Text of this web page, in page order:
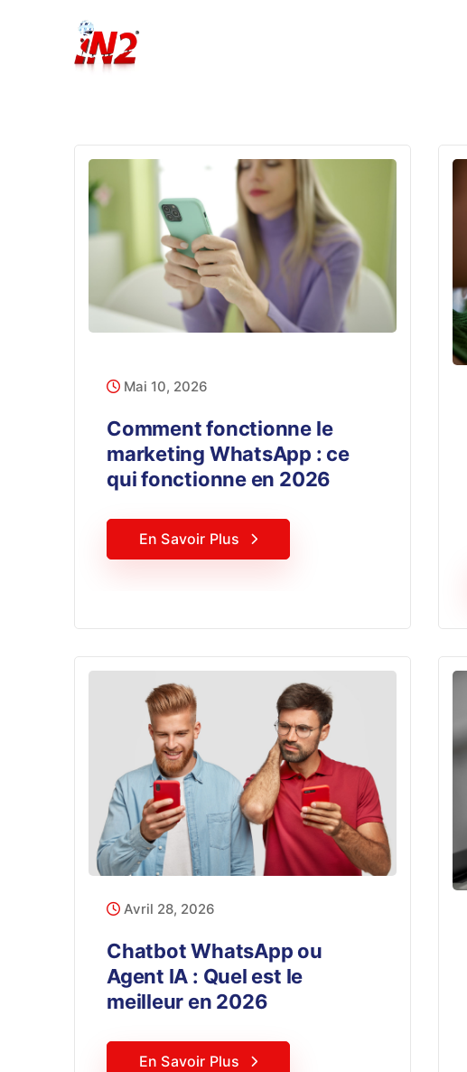
Mai 10, 2026
Comment fonctionne le
marketing WhatsApp : ce
qui fonctionne en 2026
En Savoir Plus
Avril 28, 2026
Chatbot WhatsApp ou
Agent IA : Quel est le
meilleur en 2026
En Savoir Plus